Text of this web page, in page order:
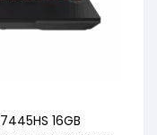
16GB